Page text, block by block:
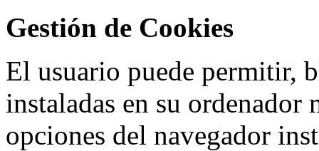
Gestión de Cookies
El usuario puede permitir,
instaladas en su
opciones del navegador